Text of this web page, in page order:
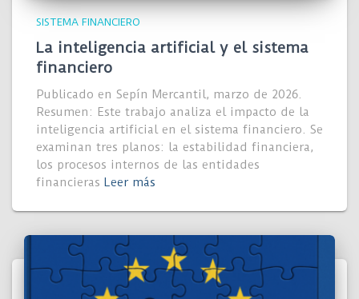
SISTEMA FINANCIERO
La inteligencia artificial y el sistema
financiero
Publicado en Sepín Mercantil, marzo de 2026.
Resumen: Este trabajo analiza el impacto de la
inteligencia artificial en el sistema financiero. Se
examinan tres planos: la estabilidad financiera,
los procesos internos de las entidades
financieras Leer más